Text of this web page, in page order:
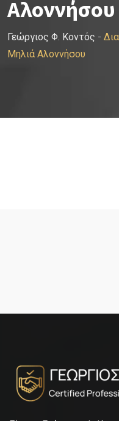
Αλοννήσου
Γεώργιος Φ. Κοντός -
Μηλιά Αλοννήσου